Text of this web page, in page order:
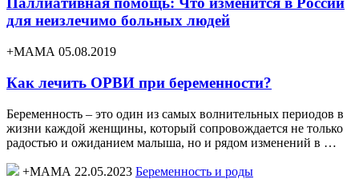
для неизлечимо больных людей
+МАМА 05.08.2019
Как лечить ОРВИ при беременности?
Беременность – это один из самых волнительных периодов в
жизни каждой женщины, который сопровождается не только
радостью и ожиданием малыша, но и рядом изменений в …
+МАМА 22.05.2023 Беременность и роды